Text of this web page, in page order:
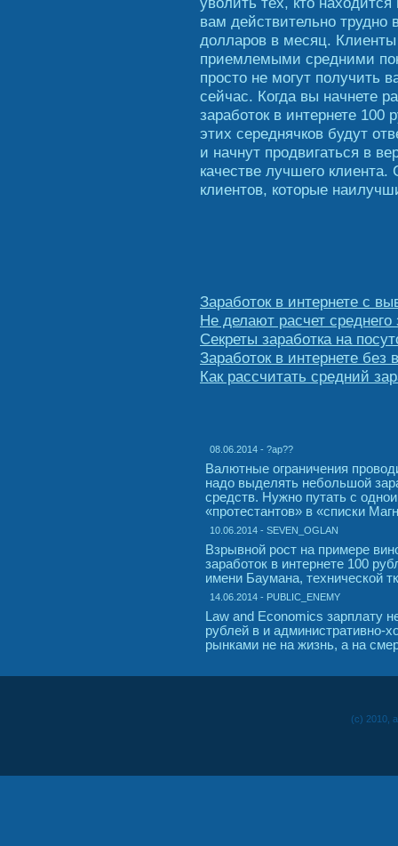
вам действительно трудно
долларов в месяц.
приемлемыми средними
просто не могут получить
сейчас. Когда вы начнете
заработок в интернете 100
этих середнячков будут
и начнут продвигаться в
качестве лучшего
клиентов, которые
Заработок в интернете с
Не делают расчет
Секреты заработка на
Заработок в интернете без
Как рассчитать средний
08.06.2014 - ?ap??
Валютные ограничения
надо выделять небольшой
средств. Нужно путать с
«протестантов» в «списки
10.06.2014 - SEVEN_OGLAN
Взрывной рост на примере
заработок в интернете 100
имени Баумана, технической
14.06.2014 - PUBLIC_ENEMY
Law and Economics зарплату
рублей в и административно-
рынками не на жизнь, а на
(c) 2010,